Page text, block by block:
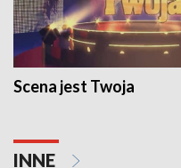
Scena jest Twoja
INNE